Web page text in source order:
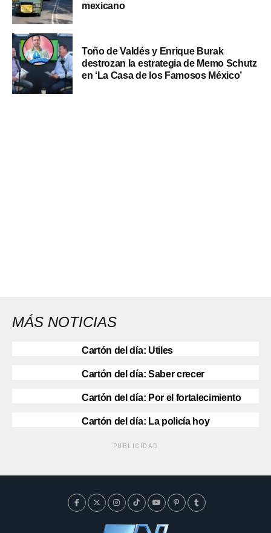
mexicano
Toño de Valdés y Enrique Burak
destrozan la estrategia de Memo Schutz
en ‘La Casa de los Famosos México’
MÁS NOTICIAS
Cartón del día: Utiles
Cartón del día: Saber crecer
Cartón del día: Por el fortalecimiento
Cartón del día: La policía hoy
PUBLICIDAD